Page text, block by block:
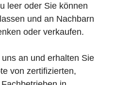
leer oder Sie können
und an Nachbarn
oder verkaufen.
an und erhalten Sie
von zertifizierten,